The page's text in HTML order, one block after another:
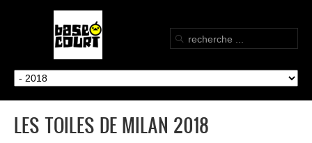
LES TOILES DE MILAN 2018